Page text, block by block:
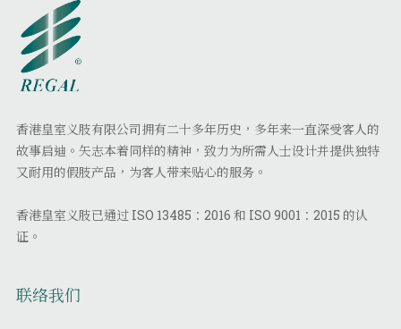
香港皇室义肢有限公司拥有二十多年历史，多年来一直深受客人的
故事启迪。矢志本着同样的精神，致力为所需人士设计并提供独特
又耐用的假肢产品，为客人带来贴心的服务。
香港皇室义肢已通过 ISO 13485：2016 和 ISO 9001：2015 的认
证。
联络我们